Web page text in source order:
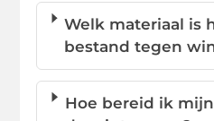
Welk materiaal is
bestand tegen
Hoe bereid ik